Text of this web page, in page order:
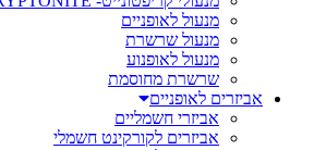
מנעול לאופניים
מנעול שרשרת
מנעול לאופנוע
שרשרת מחוסמת
אביזרים לאופניים
אביזרי חשמליים
אביזרים לקורקינט חשמלי